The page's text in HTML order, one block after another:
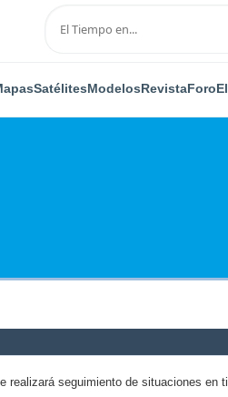
SatélitesModelosRevistaForo
realizará seguimiento de situaciones en